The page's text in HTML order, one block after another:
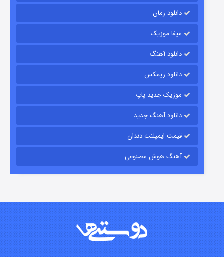
قسمت
قسمت۲ (دوبله) منتشر شد
دانلود رمان
میفا موزیک
دانلود آهنگ
دانلود ریمکس
موزیک جدید پاپ
دانلود آهنگ جدید
قیمت ایمپلنت دندان
آهنگ هوش مصنوعی